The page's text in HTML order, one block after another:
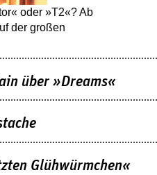
oder »T2«? Ab
der großen
über »Dreams«
Glühwürmchen«